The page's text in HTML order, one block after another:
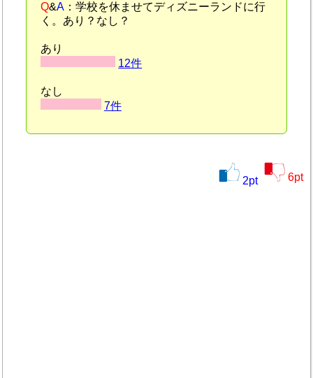
Q&A：学校を休ませてディズニーランドに行
く。あり？なし？
あり
12件
なし
7件
2pt 6pt